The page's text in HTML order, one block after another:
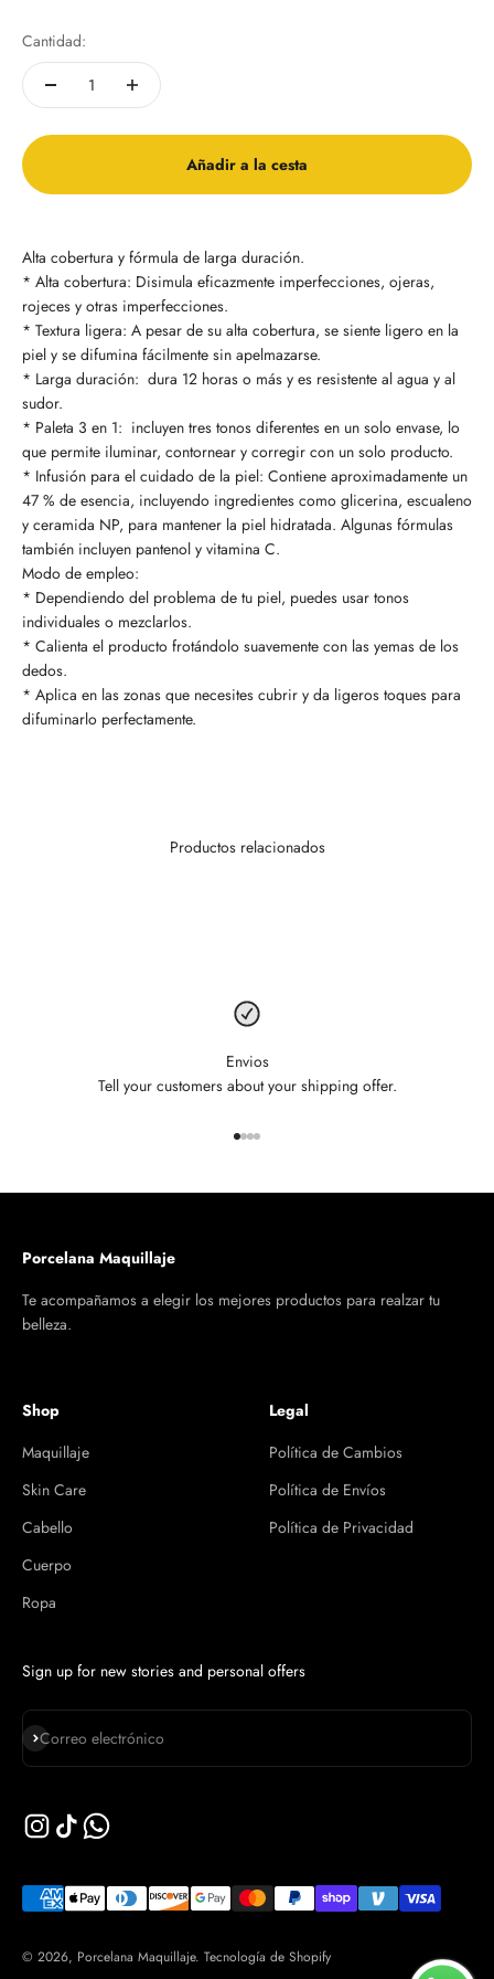
Cantidad:
Añadir a la cesta
Alta cobertura y fórmula de larga duración.
* Alta cobertura: Disimula eficazmente imperfecciones, ojeras,
rojeces y otras imperfecciones.
* Textura ligera: A pesar de su alta cobertura, se siente ligero en la
piel y se difumina fácilmente sin apelmazarse.
* Larga duración: dura 12 horas o más y es resistente al agua y al
sudor.
* Paleta 3 en 1: incluyen tres tonos diferentes en un solo envase, lo
que permite iluminar, contornear y corregir con un solo producto.
* Infusión para el cuidado de la piel: Contiene aproximadamente un
47 % de esencia, incluyendo ingredientes como glicerina, escualeno
y ceramida NP, para mantener la piel hidratada. Algunas fórmulas
también incluyen pantenol y vitamina C.
Modo de empleo:
* Dependiendo del problema de tu piel, puedes usar tonos
individuales o mezclarlos.
* Calienta el producto frotándolo suavemente con las yemas de los
dedos.
* Aplica en las zonas que necesites cubrir y da ligeros toques para
difuminarlo perfectamente.
Envios
Tell your customers about your shipping offer.
Porcelana Maquillaje
Te acompañamos a elegir los mejores productos para realzar tu
belleza.
Shop
Maquillaje
Skin Care
Cabello
Cuerpo
Ropa
Legal
Política de Cambios
Política de Envíos
Política de Privacidad
Sign up for new stories and personal offers
Correo electrónico
Suscribirse
© 2026, Porcelana Maquillaje. Tecnología de Shopify